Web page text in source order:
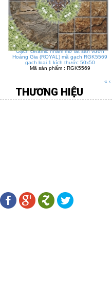
Gạch ceramic nhám mờ lát sân vườn
Hoàng Gia (ROYAL) mã gạch RGK5569
gạch loại 1 kích thước 50x50
Mã sản phẩm : RGK5569
« ‹
THƯƠNG HIỆU